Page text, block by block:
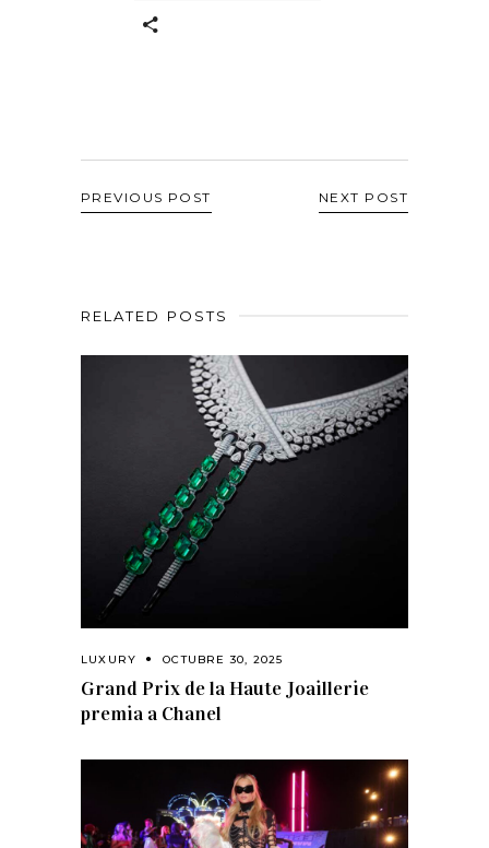
PREVIOUS POST NEXT POST
RELATED POSTS
LUXURY OCTUBRE 30, 2025
Grand Prix de la Haute Joaillerie
premia a Chanel